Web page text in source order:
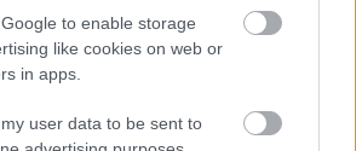
to enable storage
like cookies on web or
in apps.
user data to be sent to